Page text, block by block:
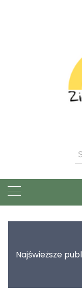
Najświeższe
chwytu w